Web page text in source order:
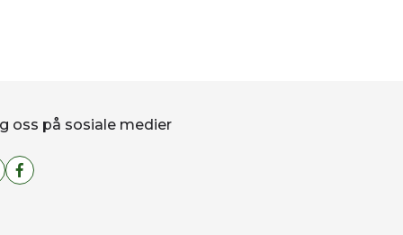
oss på sosiale medier